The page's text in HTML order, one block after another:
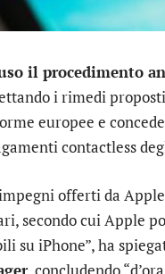
il procedimento
i rimedi
europee e
contactless
offerti da
secondo cui Apple
iPhone”, ha